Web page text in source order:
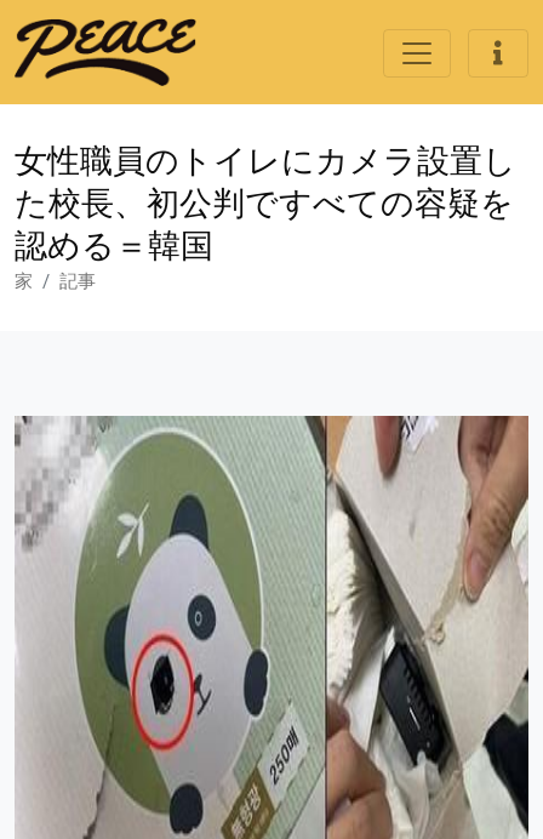
女性職員のトイレにカメラ設置し
た校長、初公判ですべての容疑を
認める＝韓国
家 記事